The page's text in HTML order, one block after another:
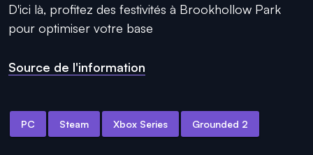
D'ici là, profitez des festivités à Brookhollow Park
pour optimiser votre base
Source de l'information
PC Steam Xbox Series Grounded 2